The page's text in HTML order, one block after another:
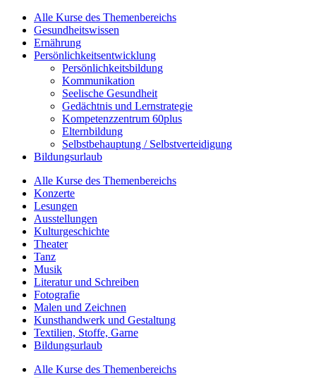
Alle Kurse des Themenbereichs
Gesundheitswissen
Ernährung
Persönlichkeitsentwicklung
Persönlichkeitsbildung
Kommunikation
Seelische Gesundheit
Gedächtnis und Lernstrategie
Kompetenzzentrum 60plus
Elternbildung
Selbstbehauptung / Selbstverteidigung
Bildungsurlaub
Alle Kurse des Themenbereichs
Konzerte
Lesungen
Ausstellungen
Kulturgeschichte
Theater
Tanz
Musik
Literatur und Schreiben
Fotografie
Malen und Zeichnen
Kunsthandwerk und Gestaltung
Textilien, Stoffe, Garne
Bildungsurlaub
Alle Kurse des Themenbereichs